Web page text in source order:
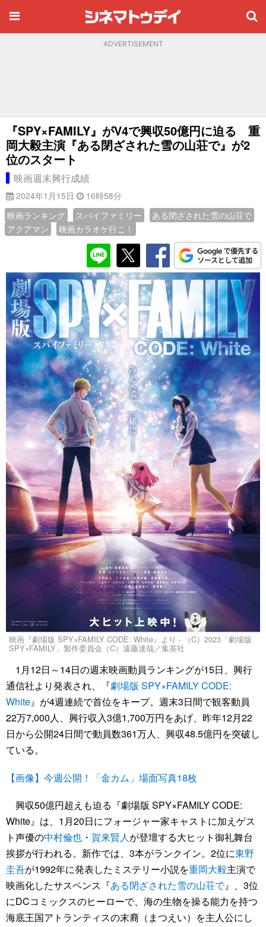
ADVERTISEMENT
『SPY×FAMILY』がV4で興収50億円に迫る 重
岡大毅主演『ある閉ざされた雪の山荘で』が2
位のスタート
映画週末興行成績
2024年1月15日
16時58分
映画ランキング
スパイファミリー
ある閉ざされた雪の山荘で
アクアマン
映画カラオケ行こ！
映画『劇場版 SPY×FAMILY CODE: White』より - （C）2023「劇場版
SPY×FAMILY」製作委員会（C）遠藤達哉／集英社
1月12日～14日の週末映画動員ランキングが15日、興行
通信社より発表され、『劇場版 SPY×FAMILY CODE:
White』が4週連続で首位をキープ。週末3日間で観客動員
22万7,000人、興行収入3億1,700万円をあげ、昨年12月22
日から公開24日間で動員数361万人、興収48.5億円を突破し
ている。
【画像】今週公開！「金カム」場面写真18枚
興収50億円超えも迫る『劇場版 SPY×FAMILY CODE:
White』は、1月20日にフォージャー家キャストに加えゲス
ト声優の中村倫也 ・ 賀来賢人が登壇する大ヒット御礼舞台
挨拶が行われる。新作では、3本がランクイン。2位に東野
圭吾が1992年に発表したミステリー小説を重岡大毅主演で
映画化したサスペンス『ある閉ざされた雪の山荘で』、3位
にDCコミックスのヒーローで、海の生物を操る能力を持つ
海底王国アトランティスの末裔（まつえい）を主人公にし